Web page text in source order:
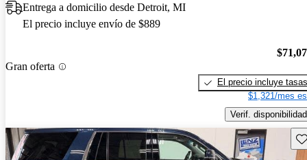
Entrega a domicilio desde Detroit, MI
El precio incluye envío de $889
Gran oferta
El precio incluye tasas
$1,321/mes
Verif. disponibilidad